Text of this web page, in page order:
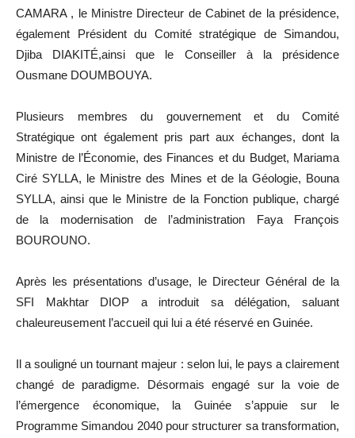
CAMARA , le Ministre Directeur de Cabinet de la présidence,
également Président du Comité stratégique de Simandou,
Djiba DIAKITÉ,ainsi que le Conseiller à la présidence
Ousmane DOUMBOUYA.
Plusieurs membres du gouvernement et du Comité
Stratégique ont également pris part aux échanges, dont la
Ministre de l’Économie, des Finances et du Budget, Mariama
Ciré SYLLA, le Ministre des Mines et de la Géologie, Bouna
SYLLA, ainsi que le Ministre de la Fonction publique, chargé
de la modernisation de l’administration Faya François
BOUROUNO.
Après les présentations d’usage, le Directeur Général de la
SFI Makhtar DIOP a introduit sa délégation, saluant
chaleureusement l’accueil qui lui a été réservé en Guinée.
Il a souligné un tournant majeur : selon lui, le pays a clairement
changé de paradigme. Désormais engagé sur la voie de
l’émergence économique, la Guinée s’appuie sur le
Programme Simandou 2040 pour structurer sa transformation,